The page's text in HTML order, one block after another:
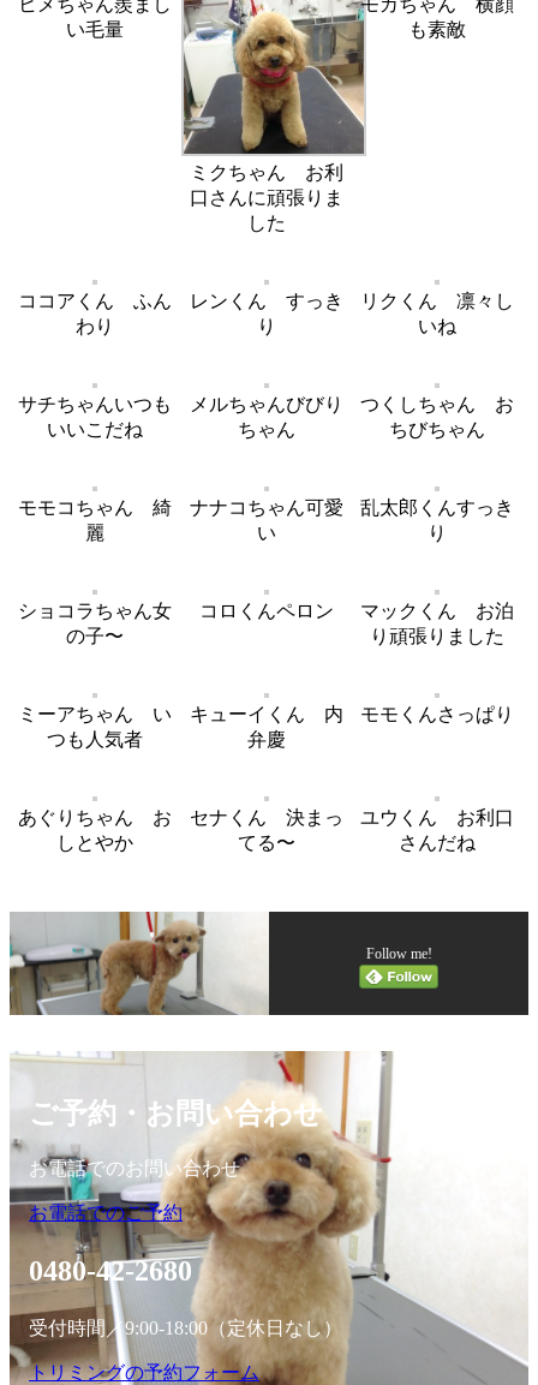
ヒメちゃん羨まし
い毛量
ミクちゃん お利
口さんに頑張りま
した
モカちゃん 横顔
も素敵
ココアくん ふん
わり
レンくん すっき
り
リクくん 凛々し
いね
サチちゃんいつも
いいこだね
メルちゃんびびり
ちゃん
つくしちゃん お
ちびちゃん
モモコちゃん 綺
麗
ナナコちゃん可愛
い
乱太郎くんすっき
り
ショコラちゃん女
の子〜
コロくんペロン
マックくん お泊
り頑張りました
ミーアちゃん い
つも人気者
キューイくん 内
弁慶
モモくんさっぱり
あぐりちゃん お
しとやか
セナくん 決まっ
てる〜
ユウくん お利口
さんだね
Follow me!
ご予約・お問い合わせ
お電話でのお問い合わせ
お電話でのご予約
0480-42-2680
受付時間／9:00-18:00（定休日なし）
トリミングの予約フォーム